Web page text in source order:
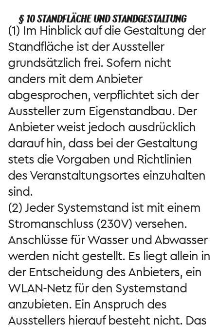
§ 10 STANDFLÄCHE UND STANDGESTALTUNG
(1) Im Hinblick auf die Gestaltung der
Standfläche ist der Aussteller
grundsätzlich frei. Sofern nicht
anders mit dem Anbieter
abgesprochen, verpflichtet sich der
Aussteller zum Eigenstandbau. Der
Anbieter weist jedoch ausdrücklich
darauf hin, dass bei der Gestaltung
stets die Vorgaben und Richtlinien
des Veranstaltungsortes einzuhalten
sind.
(2) Jeder Systemstand ist mit einem
Stromanschluss (230V) versehen.
Anschlüsse für Wasser und Abwasser
werden nicht gestellt. Es liegt allein in
der Entscheidung des Anbieters, ein
WLAN-Netz für den Systemstand
anzubieten. Ein Anspruch des
Ausstellers hierauf besteht nicht. Das